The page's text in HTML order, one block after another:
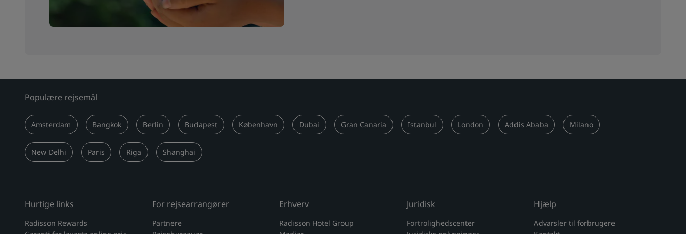
Populære rejsemål
Amsterdam Bangkok Berlin Budapest København Dubai Gran Canaria Istanbul London Addis Ababa Milano
New Delhi Paris Riga Shanghai
Hurtige links
Radisson Rewards
For rejsearrangører
Partnere
Erhverv
Radisson Hotel Group
Juridisk
Fortrolighedscenter
Hjælp
Advarsler til forbrugere